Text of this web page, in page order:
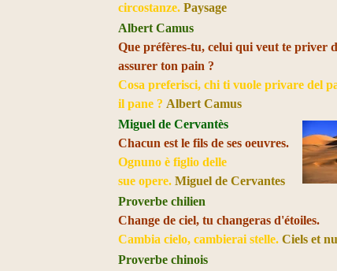
circostanze.Paysage
Albert Camus
Que préfères-tu, celui qui veut te priver
assurer ton pain ?
Cosa preferisci, chi ti vuole privare del
il pane ? Albert Camus
Miguel de Cervantès
Chacun est le fils de ses oeuvres.
Ognuno è figlio delle
sue opere.Miguel de Cervantes
Proverbe chilien
Change de ciel, tu changeras d'étoiles.
Cambia cielo, cambierai stelle.Ciels et
Proverbe chinois